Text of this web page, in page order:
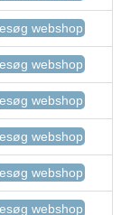
webshop
webshop
webshop
webshop
webshop
webshop